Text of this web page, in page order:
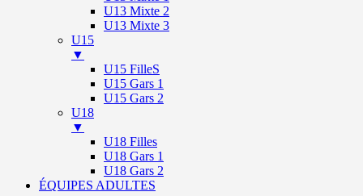
U13 Mixte 2
U13 Mixte 3
U15
▼
U15 FilleS
U15 Gars 1
U15 Gars 2
U18
▼
U18 Filles
U18 Gars 1
U18 Gars 2
ÉQUIPES ADULTES